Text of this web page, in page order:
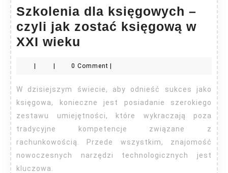
Szkolenia dla księgowych –
czyli jak zostać księgową w
XXI wieku
księgowych
–
czyli
jak
zostać
księgową
w
| | 0 Comment |
W dzisiejszym świecie, aby odnieść sukces jako
księgowa, konieczne jest posiadanie szerokiego
zestawu umiejętności, które wykraczają poza
tradycyjne kompetencje związane z
rachunkowością. Przede wszystkim, znajomość
nowoczesnych narzędzi technologicznych jest
kluczowa.